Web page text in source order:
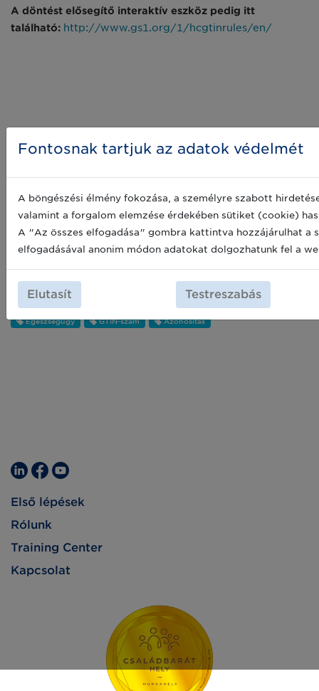
A döntést elősegítő interaktív eszköz pedig itt
található: http://www.gs1.org/1/hcgtinrules/en/
Kérdése esetén keresse szakértőinket!
(
hanko@gs1hu.org
Suppán Anna (suppan@gs1hu.org
Cimkék:
Egészségügy GTIN-szám Azonosítás
Első lépések
Rólunk
Training Center
Kapcsolat
Fontosnak tartjuk az adatok védelmét
A böngészési élmény fokozása, a személyre szabott
valamint a forgalom elemzése érdekében sütiket (cookie)
A "Az összes elfogadása" gombra kattintva hozzájárulhat a
elfogadásával anonim módon adatokat dolgozhatunk fel a
Elutasít Testreszabás